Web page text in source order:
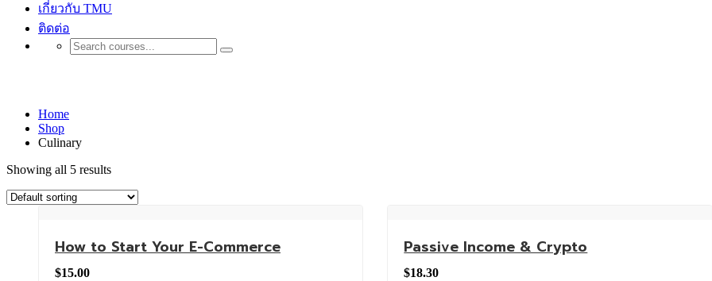
เกี่ยวกับ TMU
ติดต่อ
Home
Shop
Culinary
Showing all 5 results
How to Start Your E-Commerce
$15.00
Passive Income & Crypto
$18.30